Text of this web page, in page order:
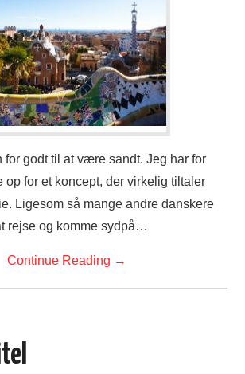
godt til at være sandt. Jeg har for
op for et koncept, der virkelig tiltaler
Ligesom så mange andre danskere
rejse og komme sydpå…
Continue Reading →